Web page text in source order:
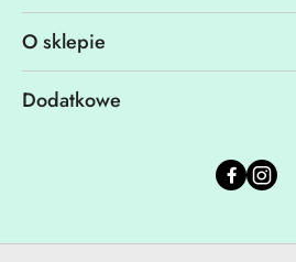
O sklepie
Dodatkowe